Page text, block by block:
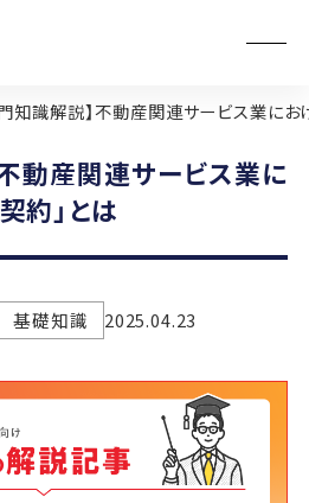
知識解説】不動産関連サービス業にお
動産関連サービス業に
約」とは
基礎知識 2025.04.23